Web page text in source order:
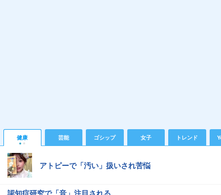
健康 芸能 ゴシップ 女子 トレンド
アトピーで「汚い」扱いされ苦悩